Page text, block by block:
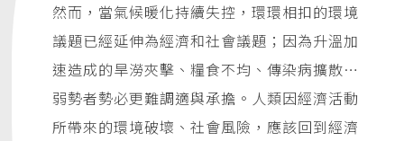
然而，當氣候暖化持續失控，環環相扣的環境
議題已經延伸為經濟和社會議題；因為升溫加
速造成的旱澇夾擊、糧食不均、傳染病擴散…
弱勢者勢必更難調適與承擔。人類因經濟活動
所帶來的環境破壞、社會風險，應該回到經濟